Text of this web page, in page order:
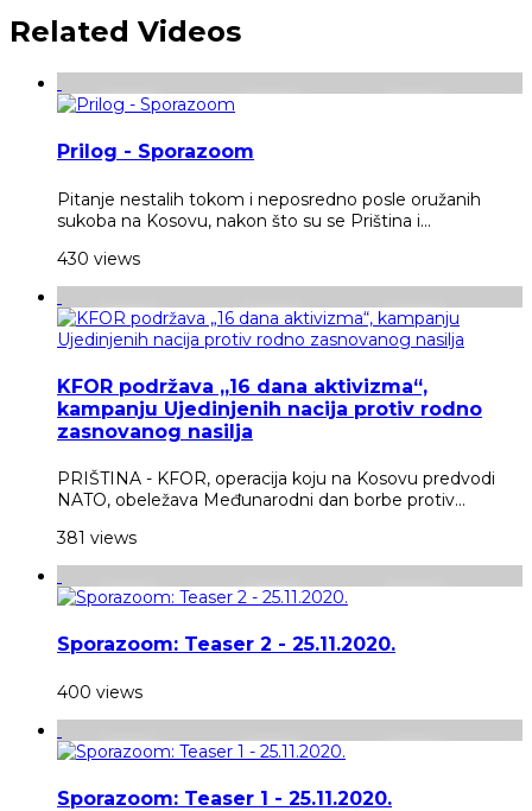
Related Videos
Prilog - Sporazoom
Pitanje nestalih tokom i neposredno posle oružanih
sukoba na Kosovu, nakon što su se Priština i...
430 views
KFOR podržava „16 dana aktivizma“,
kampanju Ujedinjenih nacija protiv rodno
zasnovanog nasilja
PRIŠTINA - KFOR, operacija koju na Kosovu predvodi
NATO, obeležava Međunarodni dan borbe protiv...
381 views
Sporazoom: Teaser 2 - 25.11.2020.
400 views
Sporazoom: Teaser 1 - 25.11.2020.